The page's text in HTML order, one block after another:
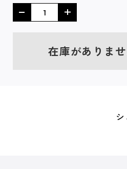
在庫がありま